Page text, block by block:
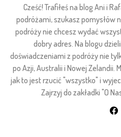
Cześć! Trafiłeś na blog Ani i
podróżami, szukasz pomysłów
podróży nie chcesz wydać
dobry adres. Na blogu
doświadczeniami z podróży nie
po Azji, Australii i Nowej Zelandii.
jak to jest rzucić "wszystko" i
Zajrzyj do zakładki "O